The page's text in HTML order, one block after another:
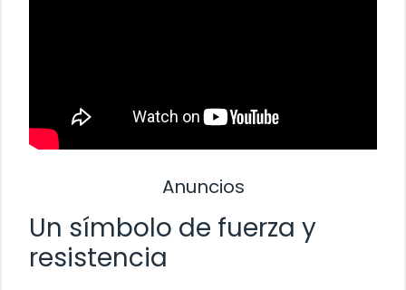
Anuncios
Un símbolo de fuerza y
resistencia